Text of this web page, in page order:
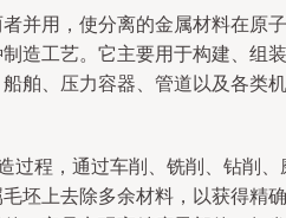
并用，使分离的金属材料在原子
造工艺。它主要用于构建、组装
舶、压力容器、管道以及各类机
过程，通过车削、铣削、钻削、
坯上去除多余材料，以获得精确